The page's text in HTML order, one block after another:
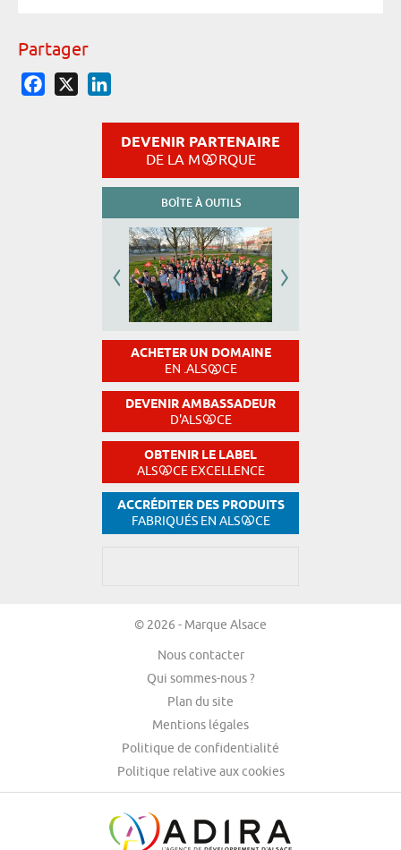
Partager
Facebook
DEVENIR PARTENAIRE
DE LA M RQUE
BOÎTE À OUTILS
ACHETER UN DOMAINE
EN .ALS CE
DEVENIR AMBASSADEUR
D'ALS CE
OBTENIR LE LABEL
ALS CE EXCELLENCE
ACCRÉDITER DES PRODUITS
FABRIQUÉS EN ALS CE
© 2026 - Marque Alsace
Nous contacter
Qui sommes-nous ?
Plan du site
Mentions légales
Politique de confidentialité
Politique relative aux cookies